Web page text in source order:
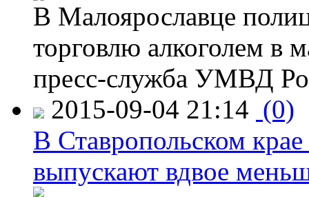
В Малоярославце
торговлю алкоголем в
пресс-служба УМВД
2015-09-04 21:14 (0)
В Ставропольском
выпускают вдвое